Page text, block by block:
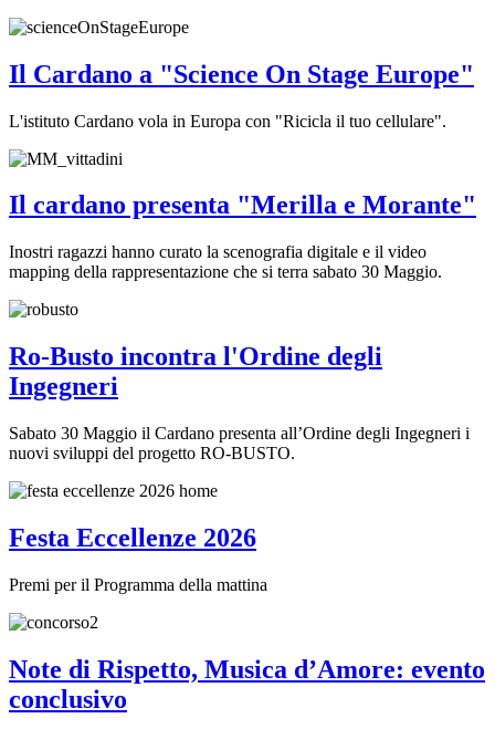
Il Cardano a "Science On Stage Europe"
L'istituto Cardano vola in Europa con "Ricicla il tuo cellulare".
Il cardano presenta "Merilla e Morante"
Inostri ragazzi hanno curato la scenografia digitale e il video
mapping della rappresentazione che si terra sabato 30 Maggio.
Ro-Busto incontra l'Ordine degli
Ingegneri
Sabato 30 Maggio il Cardano presenta all’Ordine degli Ingegneri i
nuovi sviluppi del progetto RO-BUSTO.
Festa Eccellenze 2026
Premi per il Programma della mattina
Note di Rispetto, Musica d’Amore: evento
conclusivo